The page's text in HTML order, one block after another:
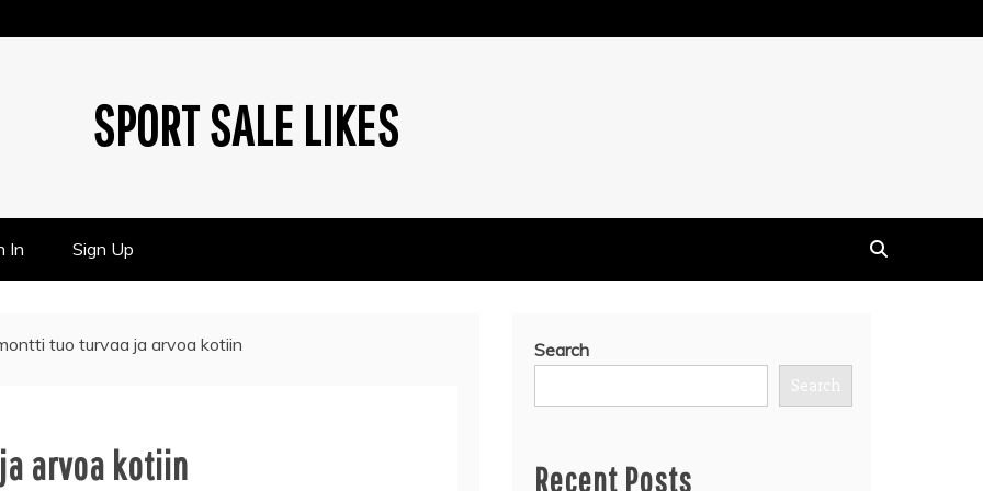
SPORT SALE LIKES
In Sign Up
tuo turvaa ja arvoa kotiin
arvoa kotiin
Search
Search
Recent Posts